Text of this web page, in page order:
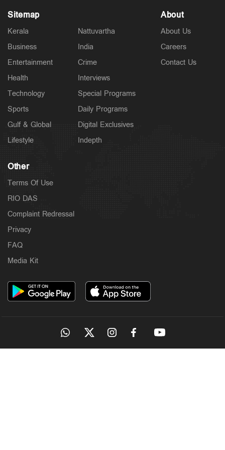
Sitemap
Kerala
Business
Entertainment
Health
Technology
Sports
Gulf & Global
Lifestyle
Nattuvartha
India
Crime
Interviews
Special Programs
Daily Programs
Digital Exclusives
Indepth
About
About Us
Careers
Contact Us
Other
Terms Of Use
RIO DAS
Complaint Redressal
Privacy
FAQ
Media Kit